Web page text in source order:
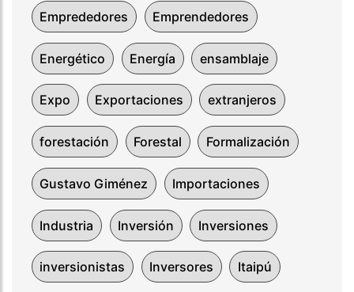
Emprededores Emprendedores
Energético Energía ensamblaje
Expo Exportaciones extranjeros
forestación Forestal Formalización
Gustavo Giménez Importaciones
Industria Inversión Inversiones
inversionistas Inversores Itaipú